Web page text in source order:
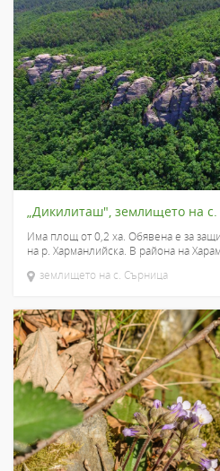
„Дикилиташ", землището на
Има площ от 0,2 ха. Обявена е за
на р. Харманлийска. В района на
землището на с. Сърница